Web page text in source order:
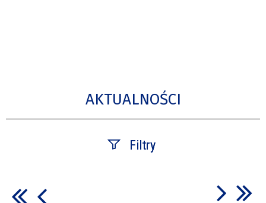
AKTUALNOŚCI
Filtry